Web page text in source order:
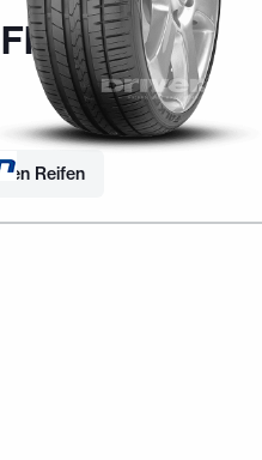
Reifen